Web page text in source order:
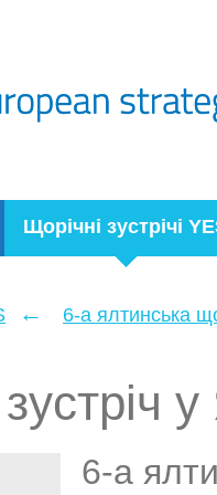
Щорічні зустрічі
← 6-а ялтинська
у
6-а